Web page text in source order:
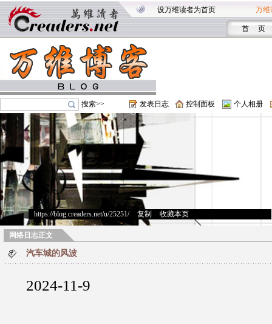
设万维读者为首页 万维
首 页
搜索>> 发表日志 控制面板 个人相册
https://blog.creaders.net/u/25251/> 复制 收藏本页
网络日志正文
汽车城的风波
2024-11-9